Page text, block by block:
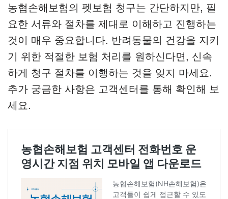
농협손해보험의 펫보험 청구는 간단하지만, 필
요한 서류와 절차를 제대로 이해하고 진행하는
것이 매우 중요합니다. 반려동물의 건강을 지키
기 위한 적절한 보험 처리를 원하신다면, 신속
하게 청구 절차를 이행하는 것을 잊지 마세요.
추가 궁금한 사항은 고객센터를 통해 확인해 보
세요.